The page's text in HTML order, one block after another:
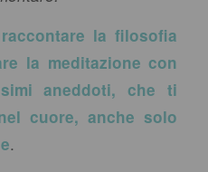
la filosofia
la meditazione con
aneddoti, che ti
cuore, anche solo
.